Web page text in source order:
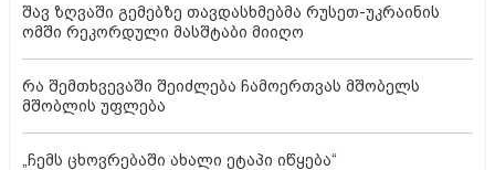
შავ ზღვაში გემებზე თავდასხმებმა რუსეთ-უკრაინის
ომში რეკორდული მასშტაბი მიიღო
რა შემთხვევაში შეიძლება ჩამოერთვას მშობელს
მშობლის უფლება
„ჩემს ცხოვრებაში ახალი ეტაპი იწყება“